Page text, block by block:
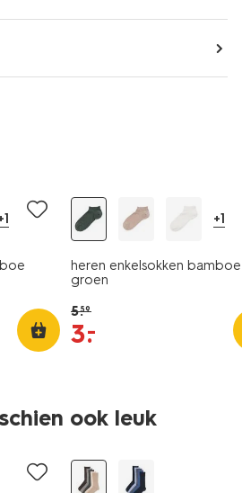
+1
heren enkelsokken bamboe
groen
5.59
3.
–
ook leuk
5 paar